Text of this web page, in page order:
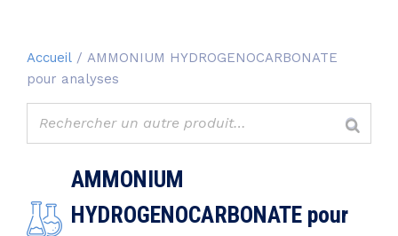
Accueil / AMMONIUM HYDROGENOCARBONATE
pour analyses
AMMONIUM
HYDROGENOCARBONATE pour